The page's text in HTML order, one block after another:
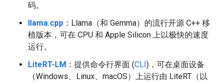
码。
llama.cpp ：Llama（和 Gemma）的流行开源 C++ 移
植版本，可在 CPU 和 Apple Silicon 上以极快的速度
运行。
LiteRT-LM ：提供命令行界面 (CLI)，可在桌面设备
（Windows、Linux、macOS）上运行由 LiteRT（以